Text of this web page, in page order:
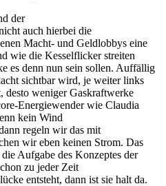
der
auch hierbei die
Macht- und Geldlobbys eine
wie die Kesselflicker streiten
es denn nun sein sollen. Auffällig
sichtbar wird, je weiter links
desto weniger Gaskraftwerke
Energiewender wie Claudia
kein Wind
regeln wir das mit
wir eben keinen Strom. Das
Aufgabe des Konzeptes der
zu jeder Zeit
entsteht, dann ist sie halt da.